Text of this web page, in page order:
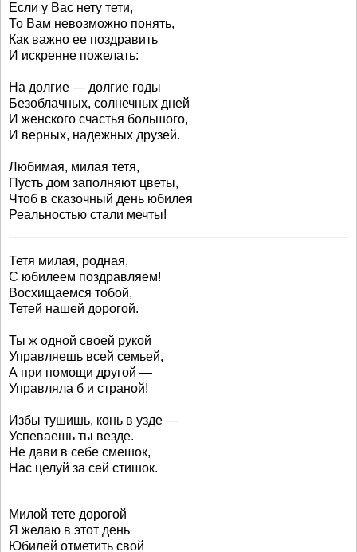
Если у Вас нету тети,
То Вам невозможно понять,
Как важно ее поздравить
И искренне пожелать:
На долгие — долгие годы
Безоблачных, солнечных дней
И женского счастья большого,
И верных, надежных друзей.
Любимая, милая тетя,
Пусть дом заполняют цветы,
Чтоб в сказочный день юбилея
Реальностью стали мечты!
Тетя милая, родная,
С юбилеем поздравляем!
Восхищаемся тобой,
Тетей нашей дорогой.
Ты ж одной своей рукой
Управляешь всей семьей,
А при помощи другой —
Управляла б и страной!
Избы тушишь, конь в узде —
Успеваешь ты везде.
Не дави в себе смешок,
Нас целуй за сей стишок.
Милой тете дорогой
Я желаю в этот день
Юбилей отметить свой